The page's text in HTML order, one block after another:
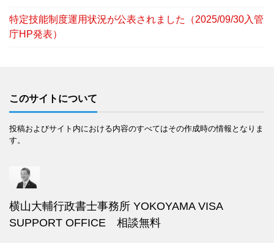
特定技能制度運用状況が公表されました（2025/09/30入管
庁HP発表）
このサイトについて
投稿およびサイト内における内容のすべてはその作成時の情報となりま
す。
横山大輔行政書士事務所 YOKOYAMA VISA
SUPPORT OFFICE 相談無料